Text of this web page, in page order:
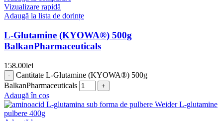
Vizualizare rapidă
Adaugă la lista de dorințe
L-Glutamine (KYOWA®) 500g
BalkanPharmaceuticals
158.00lei
Cantitate L-Glutamine (KYOWA®) 500g
BalkanPharmaceuticals
Adaugă în coș